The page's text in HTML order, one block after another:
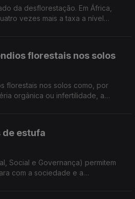
da desflorestação. Em África,
vezes mais a taxa a nível
florestais nos solos
florestais nos solos como, por
orgânica ou infertilidade, a
de estufa
Social e Governança) permitem
com a sociedade e a